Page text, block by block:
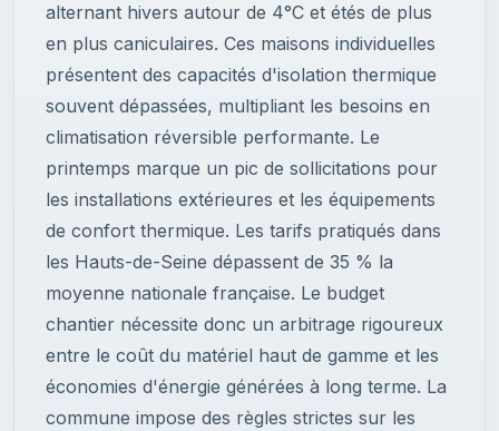
alternant hivers autour de 4°C et étés de plus
en plus caniculaires. Ces maisons individuelles
présentent des capacités d'isolation thermique
souvent dépassées, multipliant les besoins en
climatisation réversible performante. Le
printemps marque un pic de sollicitations pour
les installations extérieures et les équipements
de confort thermique. Les tarifs pratiqués dans
les Hauts-de-Seine dépassent de 35 % la
moyenne nationale française. Le budget
chantier nécessite donc un arbitrage rigoureux
entre le coût du matériel haut de gamme et les
économies d'énergie générées à long terme. La
commune impose des règles strictes sur les